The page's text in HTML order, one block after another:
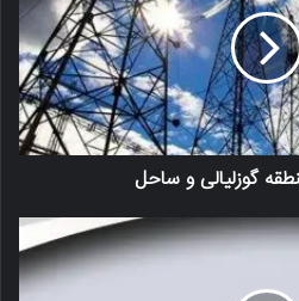
گوزلیالی و ساحل